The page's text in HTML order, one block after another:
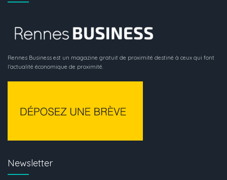
Rennes Business est un magazine gratuit de proximité destiné à ceux qui font
l’actualité économique de proximité.
Newsletter